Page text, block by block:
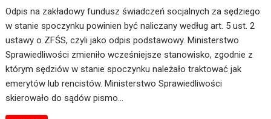
Odpis na zakładowy fundusz świadczeń socjalnych za sędziego
w stanie spoczynku powinien być naliczany według art. 5 ust. 2
ustawy o ZFŚS, czyli jako odpis podstawowy. Ministerstwo
Sprawiedliwości zmieniło wcześniejsze stanowisko, zgodnie z
którym sędziów w stanie spoczynku należało traktować jak
emerytów lub rencistów. Ministerstwo Sprawiedliwości
skierowało do sądów pismo…